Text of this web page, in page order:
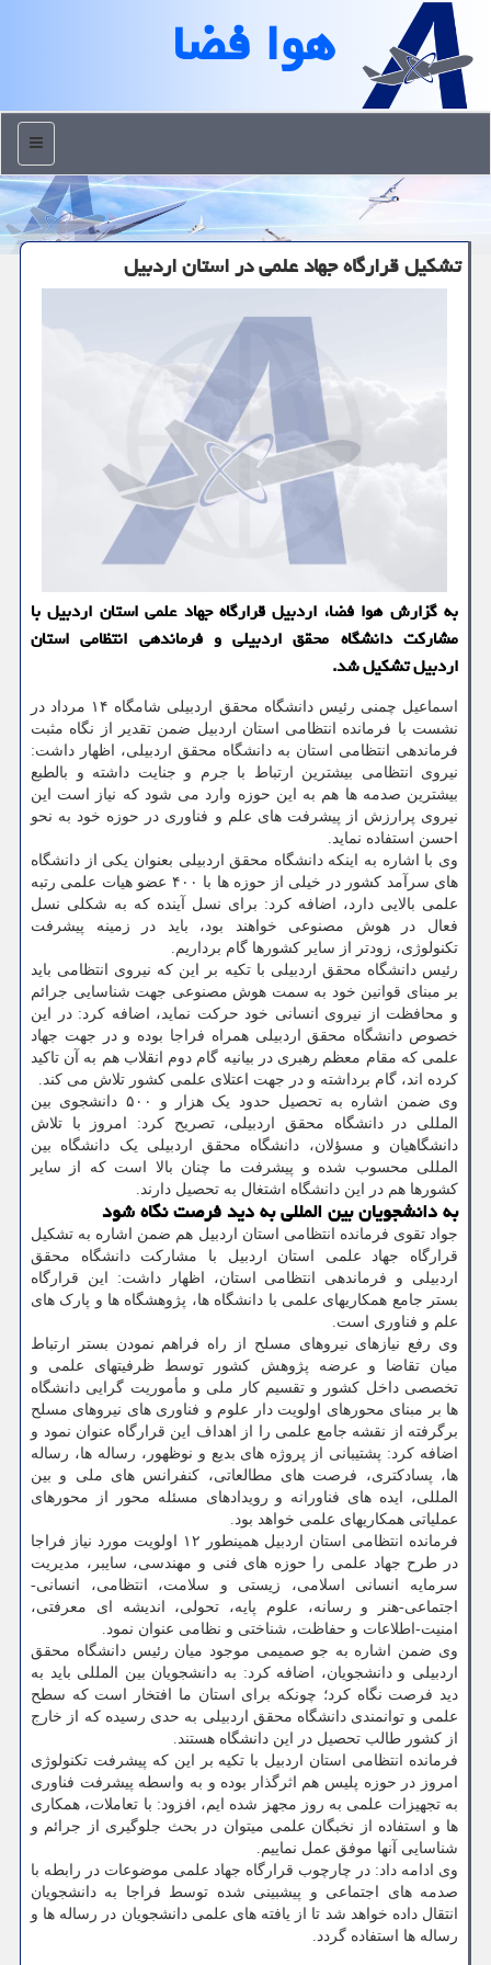
هوا فضا
منو
تشکیل قرارگاه جهاد علمی در استان اردبیل
به گزارش هوا فضا، اردبیل قرارگاه جهاد علمی استان اردبیل با
مشارکت دانشگاه محقق اردبیلی و فرماندهی انتظامی استان
اردبیل تشکیل شد.
اسماعیل چمنی رئیس دانشگاه محقق اردبیلی شامگاه ۱۴ مرداد در
نشست با فرمانده انتظامی استان اردبیل ضمن تقدیر از نگاه مثبت
فرماندهی انتظامی استان به دانشگاه محقق اردبیلی، اظهار داشت:
نیروی انتظامی بیشترین ارتباط با جرم و جنایت داشته و بالطبع
بیشترین صدمه ها هم به این حوزه وارد می شود که نیاز است این
نیروی پرارزش از پیشرفت های علم و فناوری در حوزه خود به نحو
احسن استفاده نماید.
وی با اشاره به اینکه دانشگاه محقق اردبیلی بعنوان یکی از دانشگاه
های سرآمد کشور در خیلی از حوزه ها با ۴۰۰ عضو هیات علمی رتبه
علمی بالایی دارد، اضافه کرد: برای نسل آینده که به شکلی نسل
فعال در هوش مصنوعی خواهند بود، باید در زمینه پیشرفت
تکنولوژی، زودتر از سایر کشورها گام برداریم.
رئیس دانشگاه محقق اردبیلی با تکیه بر این که نیروی انتظامی باید
بر مبنای قوانین خود به سمت هوش مصنوعی جهت شناسایی جرائم
و محافظت از نیروی انسانی خود حرکت نماید، اضافه کرد: در این
خصوص دانشگاه محقق اردبیلی همراه فراجا بوده و در جهت جهاد
علمی که مقام معظم رهبری در بیانیه گام دوم انقلاب هم به آن تاکید
کرده اند، گام برداشته و در جهت اعتلای علمی کشور تلاش می کند.
وی ضمن اشاره به تحصیل حدود یک هزار و ۵۰۰ دانشجوی بین
المللی در دانشگاه محقق اردبیلی، تصریح کرد: امروز با تلاش
دانشگاهیان و مسؤلان، دانشگاه محقق اردبیلی یک دانشگاه بین
المللی محسوب شده و پیشرفت ما چنان بالا است که از سایر
کشورها هم در این دانشگاه اشتغال به تحصیل دارند.
به دانشجویان بین المللی به دید فرصت نگاه شود
جواد تقوی فرمانده انتظامی استان اردبیل هم ضمن اشاره به تشکیل
قرارگاه جهاد علمی استان اردبیل با مشارکت دانشگاه محقق
اردبیلی و فرماندهی انتظامی استان، اظهار داشت: این قرارگاه
بستر جامع همکاریهای علمی با دانشگاه ها، پژوهشگاه ها و پارک های
علم و فناوری است.
وی رفع نیازهای نیروهای مسلح از راه فراهم نمودن بستر ارتباط
میان تقاضا و عرضه پژوهش کشور توسط ظرفیتهای علمی و
تخصصی داخل کشور و تقسیم کار ملی و مأموریت گرایی دانشگاه
ها بر مبنای محورهای اولویت دار علوم و فناوری های نیروهای مسلح
برگرفته از نقشه جامع علمی را از اهداف این قرارگاه عنوان نمود و
اضافه کرد: پشتیبانی از پروژه های بدیع و نوظهور، رساله ها، رساله
ها، پسادکتری، فرصت های مطالعاتی، کنفرانس های ملی و بین
المللی، ایده های فناورانه و رویدادهای مسئله محور از محورهای
عملیاتی همکاریهای علمی خواهد بود.
فرمانده انتظامی استان اردبیل همینطور ۱۲ اولویت مورد نیاز فراجا
در طرح جهاد علمی را حوزه های فنی و مهندسی، سایبر، مدیریت
سرمایه انسانی اسلامی، زیستی و سلامت، انتظامی، انسانی-
اجتماعی-هنر و رسانه، علوم پایه، تحولی، اندیشه ای معرفتی،
امنیت-اطلاعات و حفاظت، شناختی و نظامی عنوان نمود.
وی ضمن اشاره به جو صمیمی موجود میان رئیس دانشگاه محقق
اردبیلی و دانشجویان، اضافه کرد: به دانشجویان بین المللی باید به
دید فرصت نگاه کرد؛ چونکه برای استان ما افتخار است که سطح
علمی و توانمندی دانشگاه محقق اردبیلی به حدی رسیده که از خارج
از کشور طالب تحصیل در این دانشگاه هستند.
فرمانده انتظامی استان اردبیل با تکیه بر این که پیشرفت تکنولوژی
امروز در حوزه پلیس هم اثرگذار بوده و به واسطه پیشرفت فناوری
به تجهیزات علمی به روز مجهز شده ایم، افزود: با تعاملات، همکاری
ها و استفاده از نخبگان علمی میتوان در بحث جلوگیری از جرائم و
شناسایی آنها موفق عمل نماییم.
وی ادامه داد: در چارچوب قرارگاه جهاد علمی موضوعات در رابطه با
صدمه های اجتماعی و پیشبینی شده توسط فراجا به دانشجویان
انتقال داده خواهد شد تا از یافته های علمی دانشجویان در رساله ها و
رساله ها استفاده گردد.